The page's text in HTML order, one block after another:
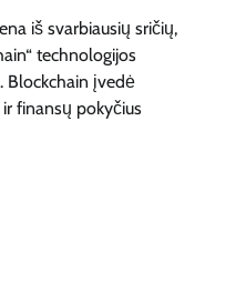
iš svarbiausių sričių,
technologijos
Blockchain įvedė
finansų pokyčius